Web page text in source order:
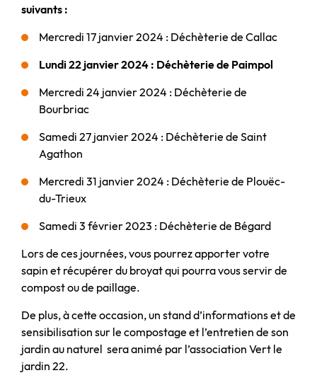
suivants :
Mercredi 17 janvier 2024 : Déchèterie de Callac
Lundi 22 janvier 2024 : Déchèterie de Paimpol
Mercredi 24 janvier 2024 : Déchèterie de
Bourbriac
Samedi 27 janvier 2024 : Déchèterie de Saint
Agathon
Mercredi 31 janvier 2024 : Déchèterie de Plouëc-
du-Trieux
Samedi 3 février 2023 : Déchèterie de Bégard
Lors de ces journées, vous pourrez apporter votre
sapin et récupérer du broyat qui pourra vous servir de
compost ou de paillage.
De plus, à cette occasion, un stand d’informations et de
sensibilisation sur le compostage et l’entretien de son
jardin au naturel sera animé par l’association Vert le
jardin 22.